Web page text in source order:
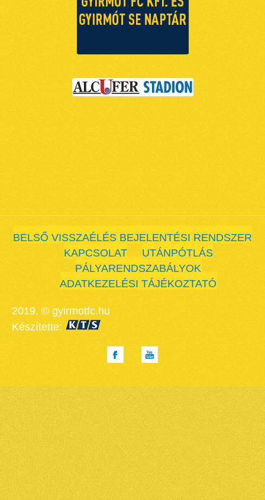
BELSŐ VISSZAÉLÉS BEJELENTÉSI RENDSZER
KAPCSOLAT
UTÁNPÓTLÁS
PÁLYARENDSZABÁLYOK
ADATKEZELÉSI TÁJÉKOZTATÓ
2019. © gyirmotfc.hu
Készítette: